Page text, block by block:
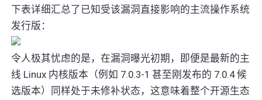
下表详细汇总了已知受该漏洞直接影响的主流操作系统
发行版：
令人极其忧虑的是，在漏洞曝光初期，即便是最新的主
线 Linux 内核版本（例如 7.0.3-1 甚至刚发布的 7.0.4 候
选版本）同样处于未修补状态，这意味着整个开源生态